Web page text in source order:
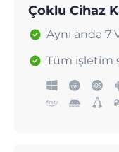
Çoklu Cihaz
Aynı anda 7
Tüm işletim